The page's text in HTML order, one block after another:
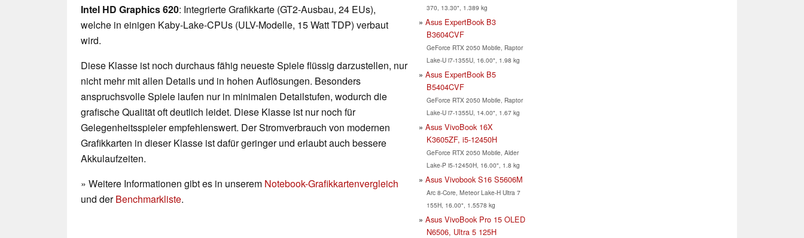
Intel HD Graphics 620: Integrierte Grafikkarte (GT2-Ausbau, 24 EUs),
welche in einigen Kaby-Lake-CPUs (ULV-Modelle, 15 Watt TDP) verbaut
wird.
Diese Klasse ist noch durchaus fähig neueste Spiele flüssig darzustellen, nur
nicht mehr mit allen Details und in hohen Auflösungen. Besonders
anspruchsvolle Spiele laufen nur in minimalen Detailstufen, wodurch die
grafische Qualität oft deutlich leidet. Diese Klasse ist nur noch für
Gelegenheitsspieler empfehlenswert. Der Stromverbrauch von modernen
Grafikkarten in dieser Klasse ist dafür geringer und erlaubt auch bessere
Akkulaufzeiten.
» Weitere Informationen gibt es in unserem Notebook-Grafikkartenvergleich
und derBenchmarkliste.
370, 13.30", 1.389 kg
Asus ExpertBook B3
B3604CVF
GeForce RTX 2050 Mobile, Raptor
Lake-U i7-1355U, 16.00", 1.98 kg
Asus ExpertBook B5
B5404CVF
GeForce RTX 2050 Mobile, Raptor
Lake-U i7-1355U, 14.00", 1.67 kg
Asus VivoBook 16X
K3605ZF, i5-12450H
GeForce RTX 2050 Mobile, Alder
Lake-P i5-12450H, 16.00", 1.8 kg
Asus Vivobook S16 S5606M
Arc 8-Core, Meteor Lake-H Ultra 7
155H, 16.00", 1.5578 kg
Asus VivoBook Pro 15 OLED
N6506, Ultra 5 125H